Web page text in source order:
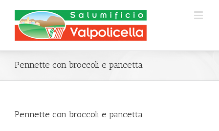
Pennette con broccoli e pancetta
Pennette con broccoli e pancetta